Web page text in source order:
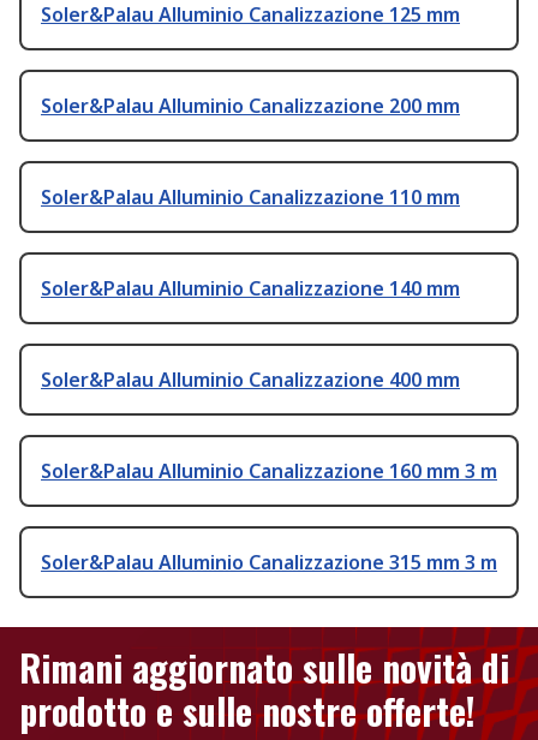
Soler&Palau Alluminio Canalizzazione 125 mm
Soler&Palau Alluminio Canalizzazione 200 mm
Soler&Palau Alluminio Canalizzazione 110 mm
Soler&Palau Alluminio Canalizzazione 140 mm
Soler&Palau Alluminio Canalizzazione 400 mm
Soler&Palau Alluminio Canalizzazione 160 mm 3 m
Soler&Palau Alluminio Canalizzazione 315 mm 3 m
Rimani aggiornato sulle novità di
prodotto e sulle nostre offerte!